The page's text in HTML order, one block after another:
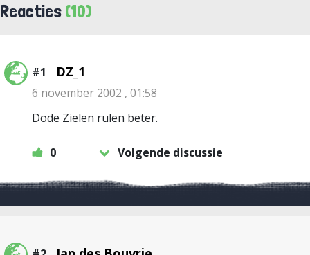
Reacties (10)
#1 DZ_1
6 november 2002 , 01:58
Dode Zielen rulen beter.
0 Volgende discussie